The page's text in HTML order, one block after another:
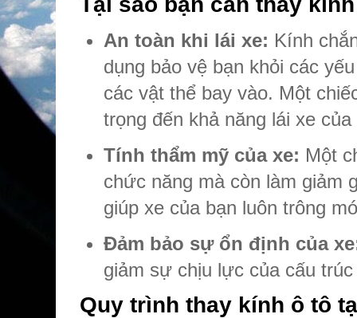
An toàn khi lái xe: Kính
dụng bảo vệ bạn khỏi các
các vật thể bay vào. Một
trọng đến khả năng lái xe của
Tính thẩm mỹ của xe: Một
chức năng mà còn làm giảm
giúp xe của bạn luôn trông
Đảm bảo sự ổn định của
giảm sự chịu lực của cấu
Quy trình thay kính ô tô